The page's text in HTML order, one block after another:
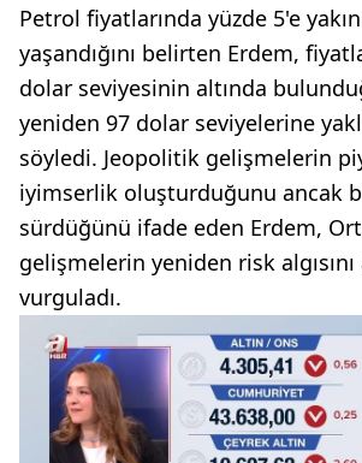
Petrol fiyatlarında yüzde 5'e
yaşandığını belirten Erdem,
dolar seviyesinin altında
yeniden 97 dolar seviyelerine
söyledi. Jeopolitik gelişmelerin
iyimserlik oluşturduğunu ancak
sürdüğünü ifade eden Erdem,
gelişmelerin yeniden risk algısını
vurguladı.